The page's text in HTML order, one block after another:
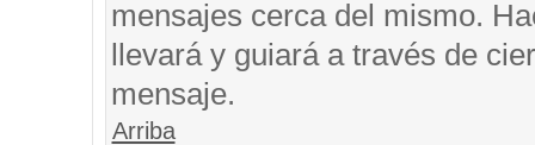
mensajes cerca del mismo.
llevará y guiará a través de
mensaje.
Arriba